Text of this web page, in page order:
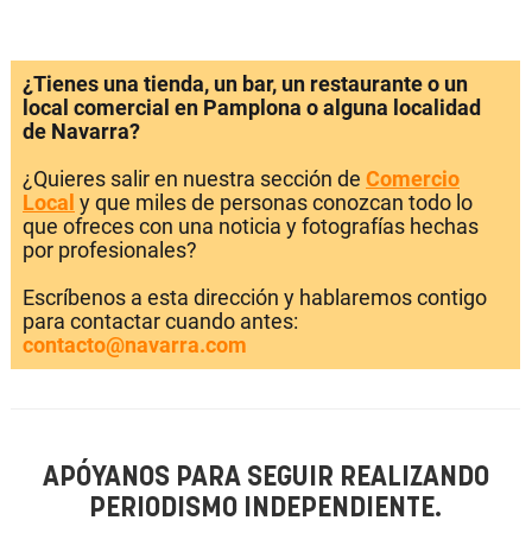
¿Tienes una tienda, un bar, un restaurante o un
local comercial en Pamplona o alguna localidad
de Navarra?
¿Quieres salir en nuestra sección de Comercio
Local y que miles de personas conozcan todo lo
que ofreces con una noticia y fotografías hechas
por profesionales?
Escríbenos a esta dirección y hablaremos contigo
para contactar cuando antes:
contacto@navarra.com
APÓYANOS PARA SEGUIR REALIZANDO
PERIODISMO INDEPENDIENTE.